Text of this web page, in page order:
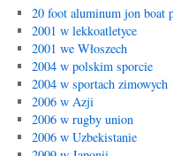
20 foot aluminum jon boat
2001 w lekkoatletyce
2001 we Włoszech
2004 w polskim sporcie
2004 w sportach zimowych
2006 w Azji
2006 w rugby union
2006 w Uzbekistanie